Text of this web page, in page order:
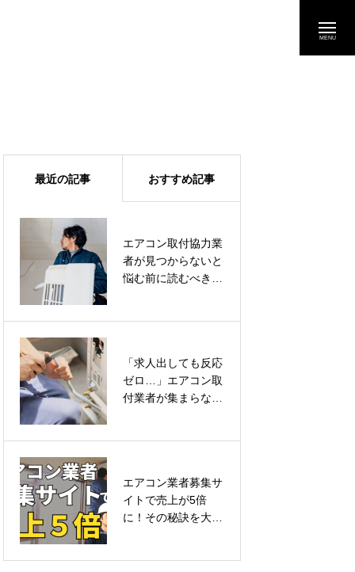
最近の記事 おすすめ記事
エアコン取付協力業
者が見つからないと
悩む前に読むべきチ
「求人出しても反応
ゼロ…」エアコン取
付業者が集まらない
エアコン業者募集サ
イトで売上が5倍
に！その秘訣を大公
エアコン取付協力業
者が見つからないと
悩む前に読むべきチ
【人手不足解消】信
頼できるエアコン取
付業者を集めるため
「求人出しても反応
ゼロ…」エアコン取
付業者が集まらない